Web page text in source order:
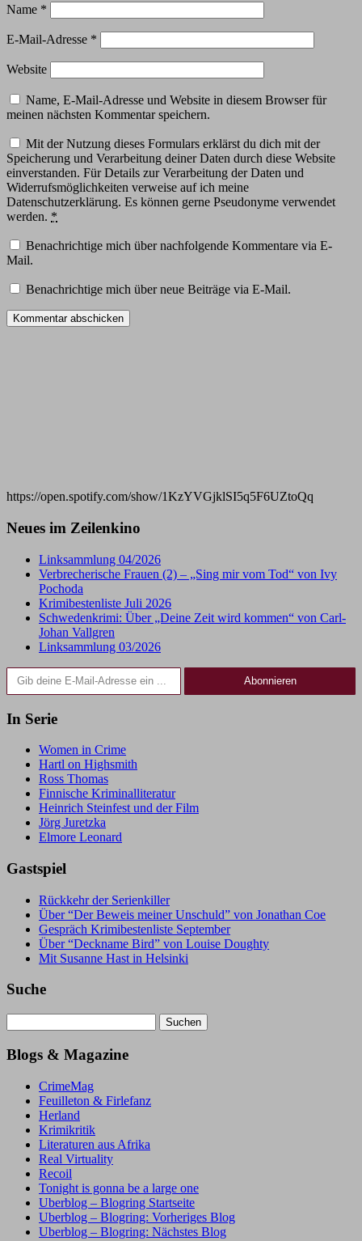
Name *
E-Mail-Adresse *
Website
Name, E-Mail-Adresse und Website in diesem Browser für
meinen nächsten Kommentar speichern.
Mit der Nutzung dieses Formulars erklärst du dich mit der
Speicherung und Verarbeitung deiner Daten durch diese Website
einverstanden. Für Details zur Verarbeitung der Daten und
Widerrufsmöglichkeiten verweise auf ich meine
Datenschutzerklärung. Es können gerne Pseudonyme verwendet
werden. *
Benachrichtige mich über nachfolgende Kommentare via E-
Mail.
Benachrichtige mich über neue Beiträge via E-Mail.
https://open.spotify.com/show/1KzYVGjklSI5q5F6UZtoQq
Neues im Zeilenkino
Linksammlung 04/2026
Verbrecherische Frauen (2) – „Sing mir vom Tod“ von Ivy
Pochoda
Krimibestenliste Juli 2026
Schwedenkrimi: Über „Deine Zeit wird kommen“ von Carl-
Johan Vallgren
Linksammlung 03/2026
Gib deine E-Mail-Adresse ein ...
Abonnieren
In Serie
Women in Crime
Hartl on Highsmith
Ross Thomas
Finnische Kriminalliteratur
Heinrich Steinfest und der Film
Jörg Juretzka
Elmore Leonard
Gastspiel
Rückkehr der Serienkiller
Über “Der Beweis meiner Unschuld” von Jonathan Coe
Gespräch Krimibestenliste September
Über “Deckname Bird” von Louise Doughty
Mit Susanne Hast in Helsinki
Suche
nach:
Blogs & Magazine
CrimeMag
Feuilleton & Firlefanz
Herland
Krimikritik
Literaturen aus Afrika
Real Virtuality
Recoil
Tonight is gonna be a large one
Uberblog – Blogring Startseite
Uberblog – Blogring: Vorheriges Blog
Uberblog – Blogring: Nächstes Blog